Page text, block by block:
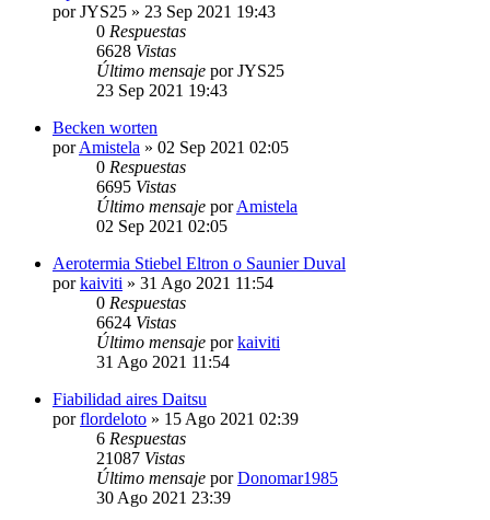
porJYS25 » 23 Sep 2021 19:43
0 Respuestas
6628 Vistas
Último mensaje porJYS25
23 Sep 2021 19:43
Becken worten
porAmistela » 02 Sep 2021 02:05
0 Respuestas
6695 Vistas
Último mensaje porAmistela
02 Sep 2021 02:05
Aerotermia Stiebel Eltron o Saunier Duval
porkaiviti » 31 Ago 2021 11:54
0 Respuestas
6624 Vistas
Último mensaje porkaiviti
31 Ago 2021 11:54
Fiabilidad aires Daitsu
porflordeloto » 15 Ago 2021 02:39
6 Respuestas
21087 Vistas
Último mensaje porDonomar1985
30 Ago 2021 23:39